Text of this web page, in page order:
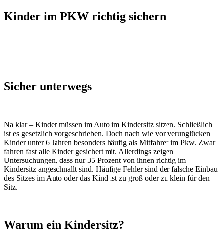
Kinder im PKW richtig sichern
Sicher unterwegs
Na klar – Kinder müssen im Auto im Kindersitz sitzen. Schließlich
ist es gesetzlich vorgeschrieben. Doch nach wie vor verunglücken
Kinder unter 6 Jahren besonders häufig als Mitfahrer im Pkw. Zwar
fahren fast alle Kinder gesichert mit. Allerdings zeigen
Untersuchungen, dass nur 35 Prozent von ihnen richtig im
Kindersitz angeschnallt sind. Häufige Fehler sind der falsche Einbau
des Sitzes im Auto oder das Kind ist zu groß oder zu klein für den
Sitz.
Warum ein Kindersitz?